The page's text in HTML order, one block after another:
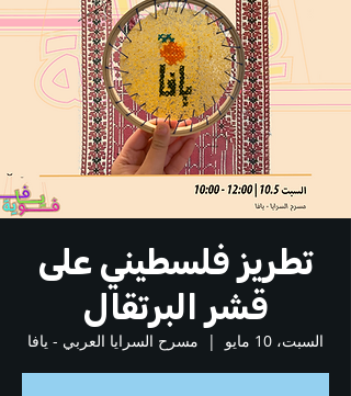
تطريز فلسطيني على
قشر البرتقال
السبت، 10 مايو
  |
مسرح السرايا العربي - يافا